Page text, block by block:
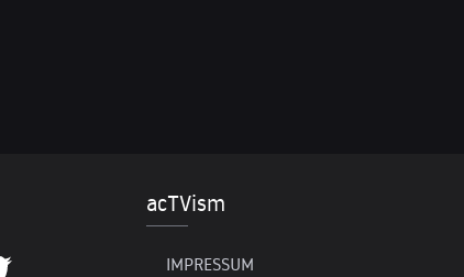
acTVism
IMPRESSUM